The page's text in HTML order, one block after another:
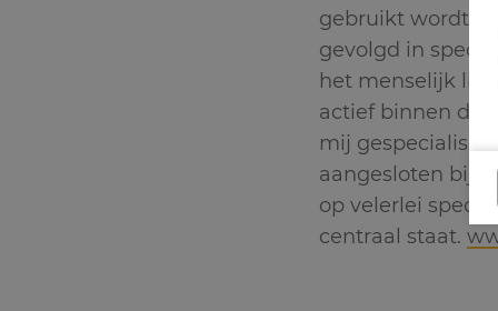
gebruikt wordt
gevolgd in
het menselijk
actief binnen de
mij
aangesloten bij
op velerlei
centraal staat.